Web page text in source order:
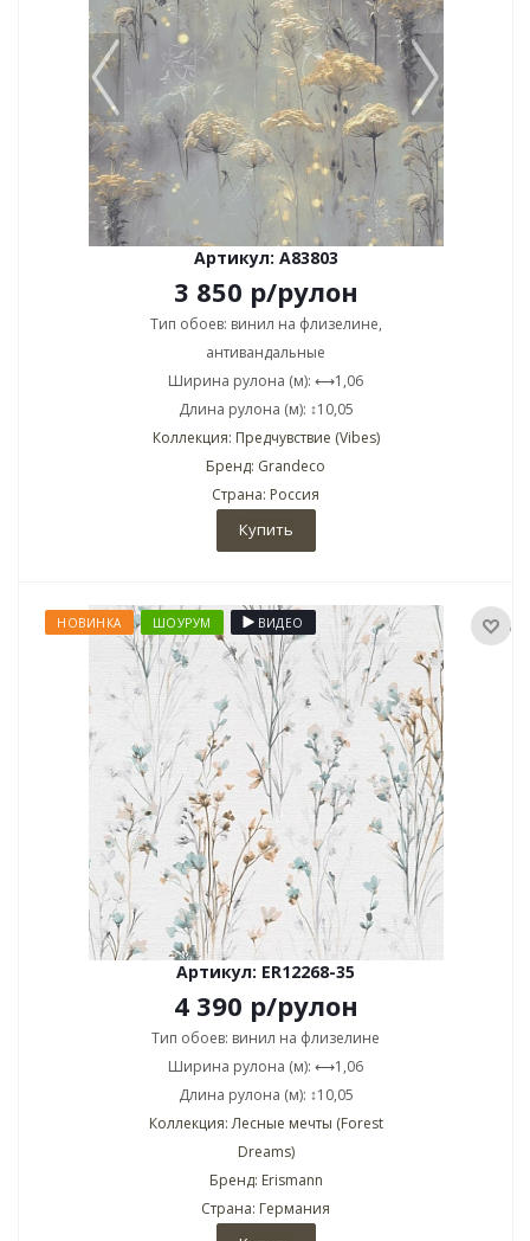
Артикул: A83803
3 850 р/рулон
Тип обоев: винил на флизелине,
антивандальные
Ширина рулона (м): ⟷1,06
Длина рулона (м): ↕10,05
Коллекция: Предчувствие (Vibes)
Бренд: Grandeco
Страна: Россия
Купить
НОВИНКА ШОУРУМ ВИДЕО
Артикул: ER12268-35
4 390 р/рулон
Тип обоев: винил на флизелине
Ширина рулона (м): ⟷1,06
Длина рулона (м): ↕10,05
Коллекция: Лесные мечты (Forest
Dreams)
Бренд: Erismann
Страна: Германия